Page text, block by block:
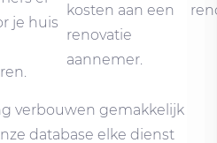
je huis
kosten aan een
renovatie
aannemer.
verbouwen gemakkelijk
database elke dienst